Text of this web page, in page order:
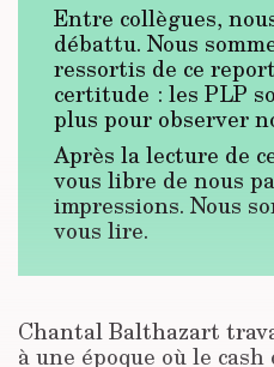
Entre collègues,
débattu. Nous
ressortis de ce
certitude : les PLP
plus pour observer
Après la lecture de
vous libre de nous
impressions. Nous
vous lire.
Chantal Balthazart
à une époque où le